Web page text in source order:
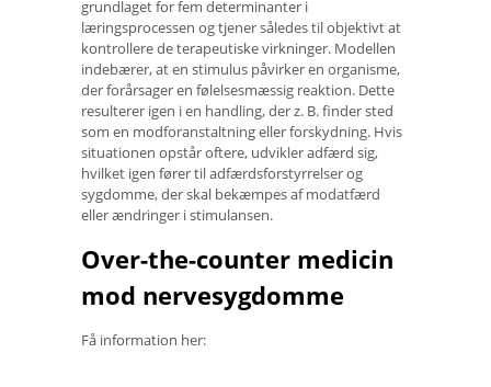
grundlaget for fem determinanter i
læringsprocessen og tjener således til objektivt at
kontrollere de terapeutiske virkninger. Modellen
indebærer, at en stimulus påvirker en organisme,
der forårsager en følelsesmæssig reaktion. Dette
resulterer igen i en handling, der z. B. finder sted
som en modforanstaltning eller forskydning. Hvis
situationen opstår oftere, udvikler adfærd sig,
hvilket igen fører til adfærdsforstyrrelser og
sygdomme, der skal bekæmpes af modatfærd
eller ændringer i stimulansen.
Over-the-counter medicin
mod nervesygdomme
Få information her: